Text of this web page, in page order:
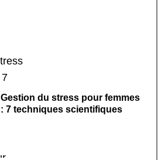
Gestion du stress pour femmes
: 7 techniques scientifiques